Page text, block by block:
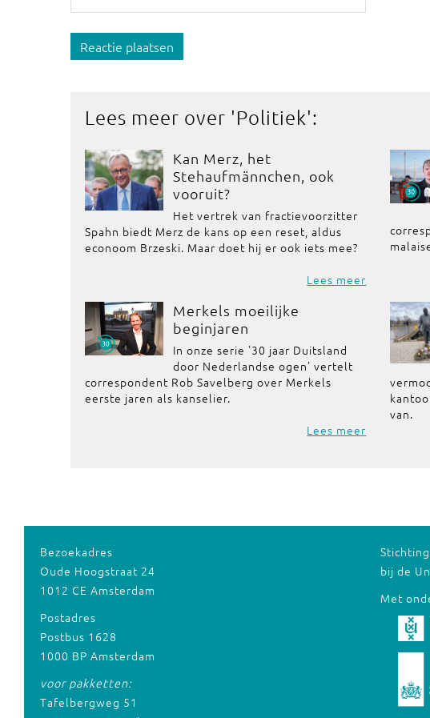
Reactie plaatsen
Lees meer over 'Politiek':
Kan Merz, het
Stehaufmännchen, ook
vooruit?
Het vertrek van fractievoorzitter
Spahn biedt Merz de kans op een reset, aldus
econoom Brzeski. Maar doet hij er ook iets mee?
Lees meer
Merkels moeilijke
beginjaren
In onze serie '30 jaar Duitsland
door Nederlandse ogen' vertelt
correspondent Rob Savelberg over Merkels
eerste jaren als kanselier.
Lees meer
van.
Bezoekadres
Oude Hoogstraat 24
1012 CE Amsterdam
Postadres
Postbus 1628
1000 BP Amsterdam
voor pakketten:
Tafelbergweg 51
bij de
Met